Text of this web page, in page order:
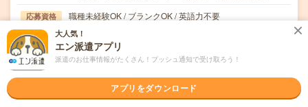
応募資格
職種未経験OK / ブランクOK / 英語力不要
職場の雰囲気
20代
30代 40代 50代 60代
大人気！
エン派遣アプリ
派遣のお仕事情報がたくさん！プッシュ通知で受け取ろう！
アプリをダウンロード